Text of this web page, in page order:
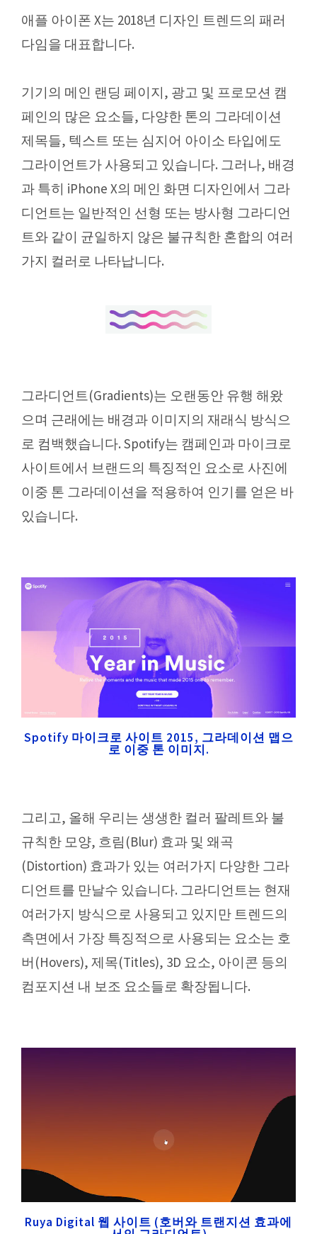
애플 아이폰 X는 2018년 디자인 트렌드의 패러
다임을 대표합니다.
기기의 메인 랜딩 페이지, 광고 및 프로모션 캠
페인의 많은 요소들, 다양한 톤의 그라데이션
제목들, 텍스트 또는 심지어 아이소 타입에도
그라이언트가 사용되고 있습니다. 그러나, 배경
과 특히 iPhone X의 메인 화면 디자인에서 그라
디언트는 일반적인 선형 또는 방사형 그라디언
트와 같이 균일하지 않은 불규칙한 혼합의 여러
가지 컬러로 나타납니다.
그라디언트(Gradients)는 오랜동안 유행 해왔
으며 근래에는 배경과 이미지의 재래식 방식으
로 컴백했습니다. Spotify는 캠페인과 마이크로
사이트에서 브랜드의 특징적인 요소로 사진에
이중 톤 그라데이션을 적용하여 인기를 얻은 바
있습니다.
Spotify 마이크로 사이트 2015, 그라데이션 맵으
로 이중 톤 이미지.
그리고, 올해 우리는 생생한 컬러 팔레트와 불
규칙한 모양, 흐림(Blur) 효과 및 왜곡
(Distortion) 효과가 있는 여러가지 다양한 그라
디언트를 만날수 있습니다. 그라디언트는 현재
여러가지 방식으로 사용되고 있지만 트렌드의
측면에서 가장 특징적으로 사용되는 요소는 호
버(Hovers), 제목(Titles), 3D 요소, 아이콘 등의
컴포지션 내 보조 요소들로 확장됩니다.
Ruya Digital 웹 사이트 (호버와 트랜지션 효과에